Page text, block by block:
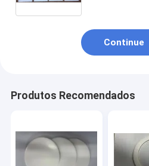
Continue
Produtos Recomendados